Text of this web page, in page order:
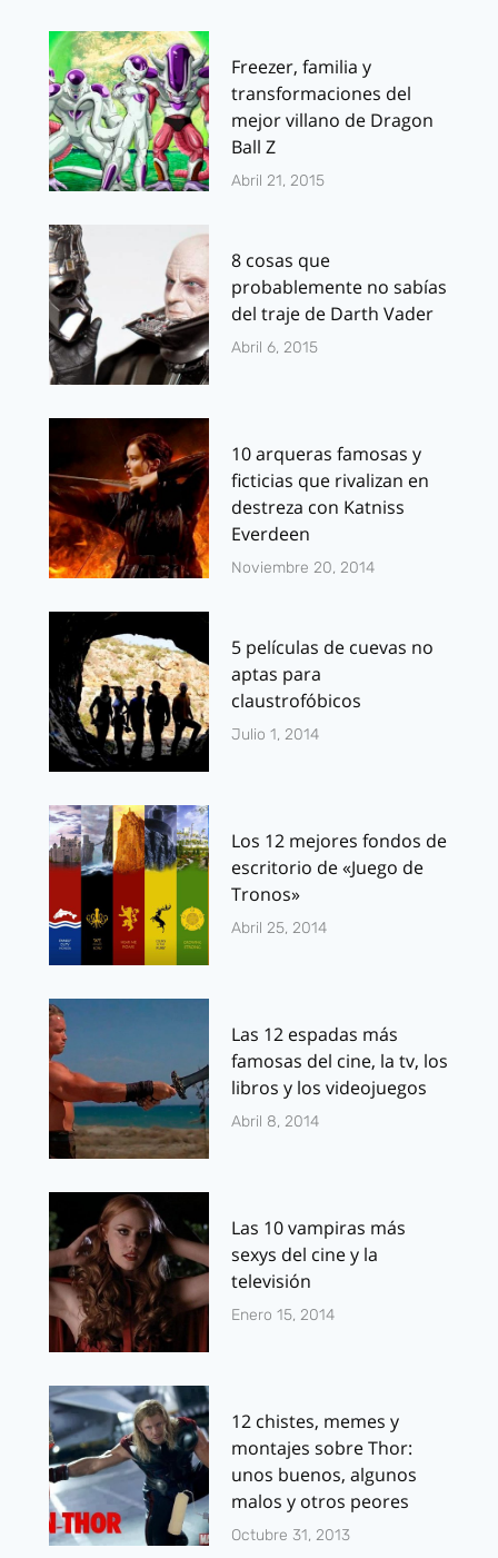
Freezer, familia y
transformaciones del
mejor villano de Dragon
Ball Z
Abril 21, 2015
8 cosas que
probablemente no sabías
del traje de Darth Vader
Abril 6, 2015
10 arqueras famosas y
ficticias que rivalizan en
destreza con Katniss
Everdeen
Noviembre 20, 2014
5 películas de cuevas no
aptas para
claustrofóbicos
Julio 1, 2014
Los 12 mejores fondos de
escritorio de «Juego de
Tronos»
Abril 25, 2014
Las 12 espadas más
famosas del cine, la tv, los
libros y los videojuegos
Abril 8, 2014
Las 10 vampiras más
sexys del cine y la
televisión
Enero 15, 2014
12 chistes, memes y
montajes sobre Thor:
unos buenos, algunos
malos y otros peores
Octubre 31, 2013